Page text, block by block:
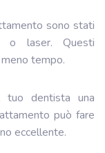
sono stati
o laser. Questi
tempo.
tuo dentista una
può fare
eccellente.